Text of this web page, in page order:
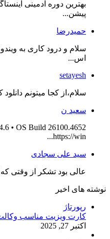
بهترین دوره ادمینی
پیشن...
حمیدرضا
سلام و درود کاری به
اس...
setayesh
سلام،از کجا میتونم دانلود
سعید ن
• OS Build 26100.4652
https://win...
سید علی سجادی
عالی بود تشکر از وقتی که
نوشته های اخیر
رپورتاژ
کارت ویزیت مناسب
اکتبر 27, 2025